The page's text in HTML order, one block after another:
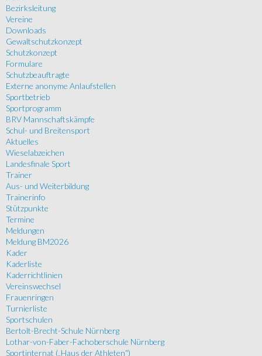
Bezirksleitung
Vereine
Downloads
Gewaltschutzkonzept
Schutzkonzept
Formulare
Schutzbeauftragte
Externe anonyme Anlaufstellen
Sportbetrieb
Sportprogramm
BRV Mannschaftskämpfe
Schul- und Breitensport
Aktuelles
Wieselabzeichen
Landesfinale Sport
Trainer
Aus- und Weiterbildung
Trainerinfo
Stützpunkte
Termine
Meldungen
Meldung BM2026
Kader
Kaderliste
Kaderrichtlinien
Vereinswechsel
Frauenringen
Turnierliste
Sportschulen
Bertolt-Brecht-Schule Nürnberg
Lothar-von-Faber-Fachoberschule Nürnberg
Sportinternat („Haus der Athleten“)